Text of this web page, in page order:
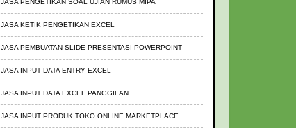
JASA PENGETIKAN SOAL UJIAN RUMUS MIPA
JASA KETIK PENGETIKAN EXCEL
JASA PEMBUATAN SLIDE PRESENTASI POWERPOINT
JASA INPUT DATA ENTRY EXCEL
JASA INPUT DATA EXCEL PANGGILAN
JASA INPUT PRODUK TOKO ONLINE MARKETPLACE